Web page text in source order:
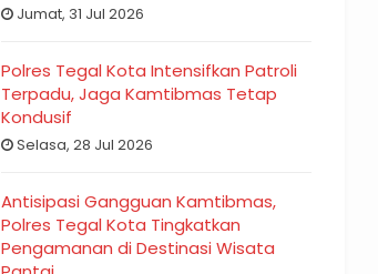
Jumat, 31 Jul 2026
Polres Tegal Kota Intensifkan Patroli
Terpadu, Jaga Kamtibmas Tetap
Kondusif
Selasa, 28 Jul 2026
Antisipasi Gangguan Kamtibmas,
Polres Tegal Kota Tingkatkan
Pengamanan di Destinasi Wisata